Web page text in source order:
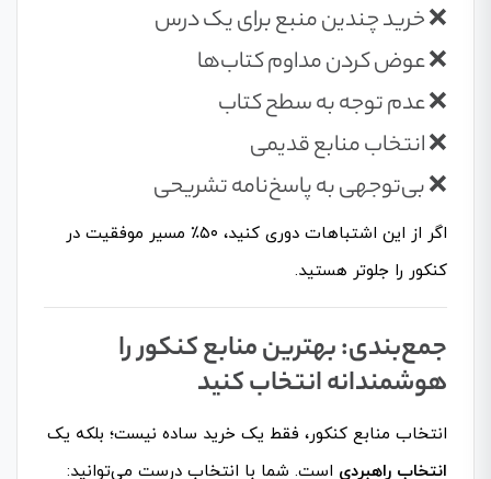
❌ خرید چندین منبع برای یک درس
❌ عوض کردن مداوم کتاب‌ها
❌ عدم توجه به سطح کتاب
❌ انتخاب منابع قدیمی
❌ بی‌توجهی به پاسخ‌نامه تشریحی
اگر از این اشتباهات دوری کنید، ۵۰٪ مسیر موفقیت در
کنکور را جلوتر هستید.
جمع‌بندی: بهترین منابع کنکور را
هوشمندانه انتخاب کنید
انتخاب منابع کنکور، فقط یک خرید ساده نیست؛ بلکه یک
انتخاب راهبردی است. شما با انتخاب درست می‌توانید: